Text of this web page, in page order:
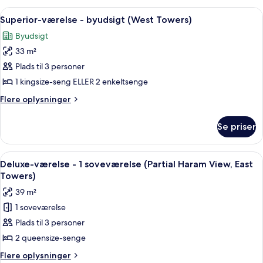
soveværelse
(City
View,
West
Indlæs
alle
billeder
af
Superior-
værelse
-
byudsigt
Towers)
Et hotelværelse med en stor seng,
16
Superior-værelse - byudsigt (West Towers)
Byudsigt
33 m²
Plads til 3 personer
1 kingsize-seng ELLER 2 enkeltsenge
Flere oplysninger
Flere
værelse
byudsigt
(West
Se priser
Indlæs
alle
billeder
af
Deluxe-
værelse
-
1
Premium-sengetøj, dundyner,
7
Deluxe-værelse - 1 soveværelse (Partial Haram View, East
Towers)
39 m²
1 soveværelse
Plads til 3 personer
2 queensize-senge
Flere oplysninger
Flere